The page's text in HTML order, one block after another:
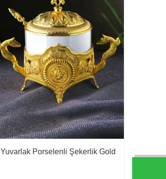
Yuvarlak Porselenli Şekerlik Gold